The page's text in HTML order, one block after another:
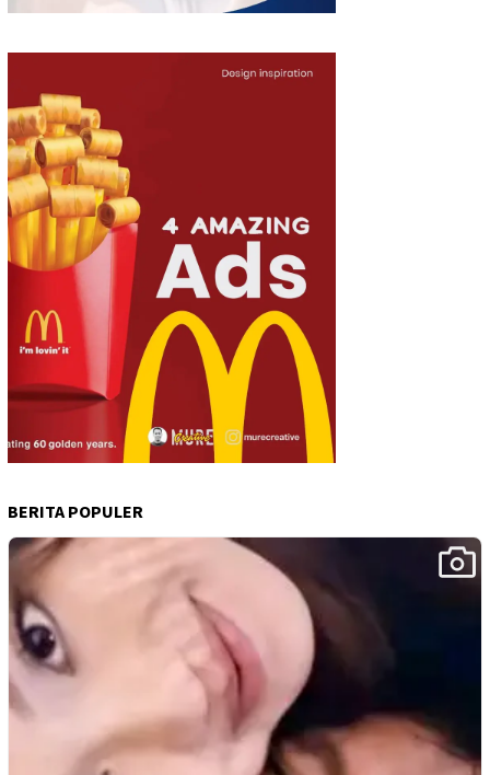
BERITA POPULER